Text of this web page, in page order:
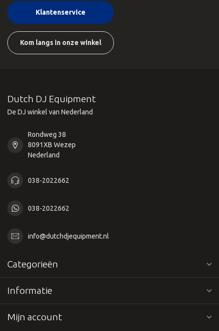
Klantenservice
Kom langs in onze winkel
Dutch DJ Equipment
De DJ winkel van Nederland
Rondweg 38
8091XB Wezep
Nederland
038-2022662
038-2022662
info@dutchdjequipment.nl
Categorieën
Informatie
Mijn account